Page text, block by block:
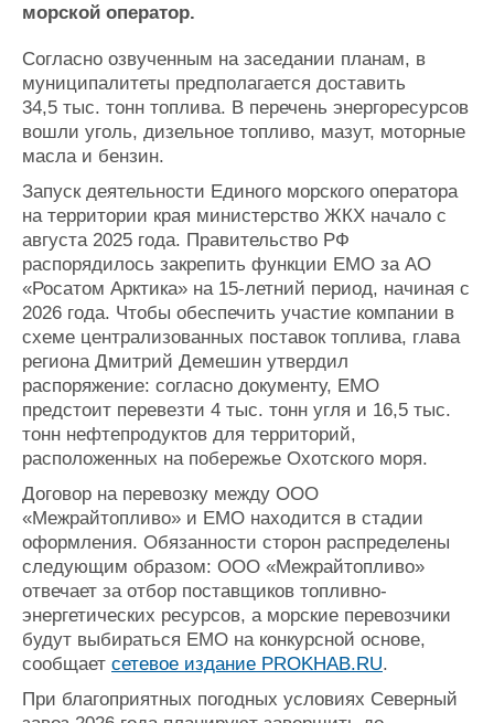
Конференции
Выставки и семинары
Личности
Словарь
Флот
Галерея флота
Форум
Отзывы
морской оператор.
Согласно озвученным на заседании планам, в
муниципалитеты предполагается доставить
34,5 тыс. тонн топлива. В перечень энергоресурсов
вошли уголь, дизельное топливо, мазут, моторные
масла и бензин.
Запуск деятельности Единого морского оператора
на территории края министерство ЖКХ начало с
августа 2025 года. Правительство РФ
распорядилось закрепить функции ЕМО за АО
«Росатом Арктика» на 15-летний период, начиная с
2026 года. Чтобы обеспечить участие компании в
схеме централизованных поставок топлива, глава
региона Дмитрий Демешин утвердил
распоряжение: согласно документу, ЕМО
предстоит перевезти 4 тыс. тонн угля и 16,5 тыс.
тонн нефтепродуктов для территорий,
расположенных на побережье Охотского моря.
Договор на перевозку между ООО
«Межрайтопливо» и ЕМО находится в стадии
оформления. Обязанности сторон распределены
следующим образом: ООО «Межрайтопливо»
отвечает за отбор поставщиков топливно-
энергетических ресурсов, а морские перевозчики
будут выбираться ЕМО на конкурсной основе,
сообщает сетевое издание PROKHAB.RU.
При благоприятных погодных условиях Северный